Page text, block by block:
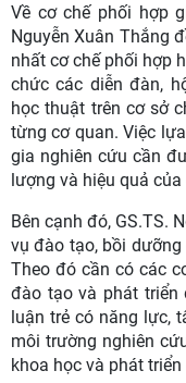
Về cơ chế phối hợp
Nguyễn Xuân Thắng
nhất cơ chế phối hợp
chức các diễn đàn,
học thuật trên cơ sở
từng cơ quan. Việc
gia nghiên cứu cần
lượng và hiệu quả
Bên cạnh đó, GS.TS.
vụ đào tạo, bồi
Theo đó cần có các
đào tạo và phát triển
luận trẻ có năng lực,
môi trường nghiên
khoa học và phát